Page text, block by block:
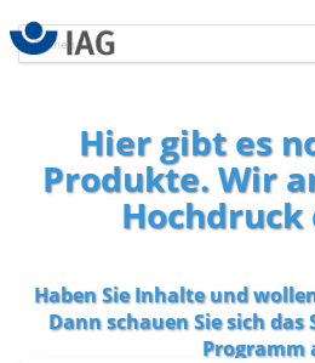
Hier gibt es
Produkte. Wir
Hochdruck
Haben Sie Inhalte und
Dann schauen Sie sich das
Programm